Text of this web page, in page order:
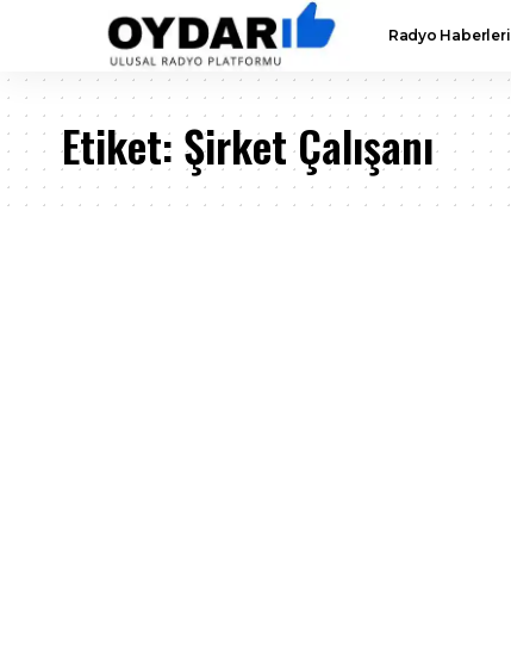
Radyo Haberleri
Etiket: Şirket Çalışanı